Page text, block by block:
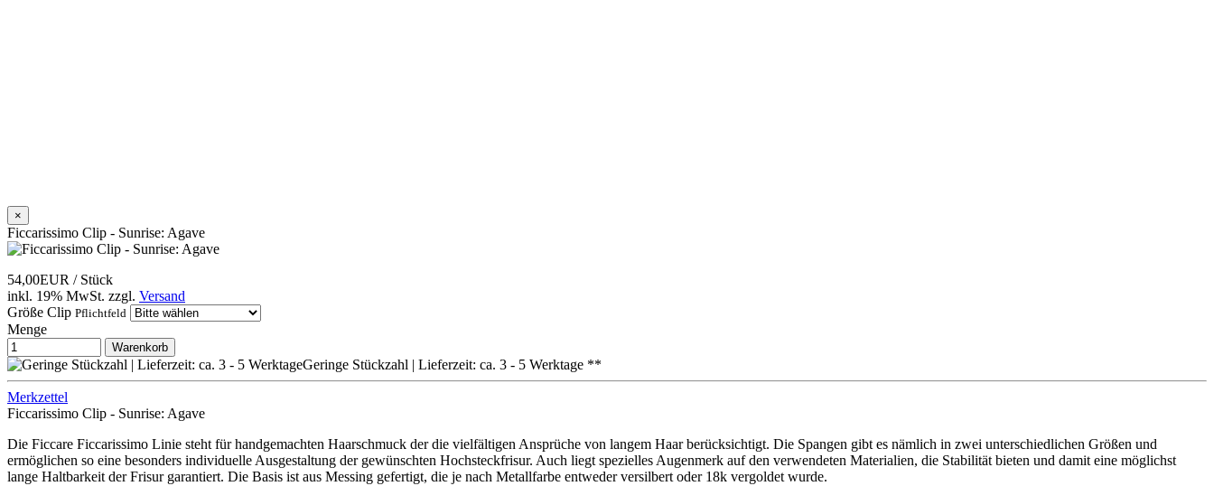
×
Ficcarissimo Clip - Sunrise: Agave
54,00EUR / Stück
inkl. 19% MwSt. zzgl. Versand
Größe Clip Pflichtfeld
Menge
Warenkorb
Geringe Stückzahl | Lieferzeit: ca. 3 - 5 Werktage **
Merkzettel
Ficcarissimo Clip - Sunrise: Agave
Die Ficcare Ficcarissimo Linie steht für handgemachten Haarschmuck der die vielfältigen Ansprüche von langem Haar berücksichtigt. Die Spangen gibt es nämlich in zwei unterschiedlichen Größen und
ermöglichen so eine besonders individuelle Ausgestaltung der gewünschten Hochsteckfrisur. Auch liegt spezielles Augenmerk auf den verwendeten Materialien, die Stabilität bieten und damit eine möglichst
lange Haltbarkeit der Frisur garantiert. Die Basis ist aus Messing gefertigt, die je nach Metallfarbe entweder versilbert oder 18k vergoldet wurde.